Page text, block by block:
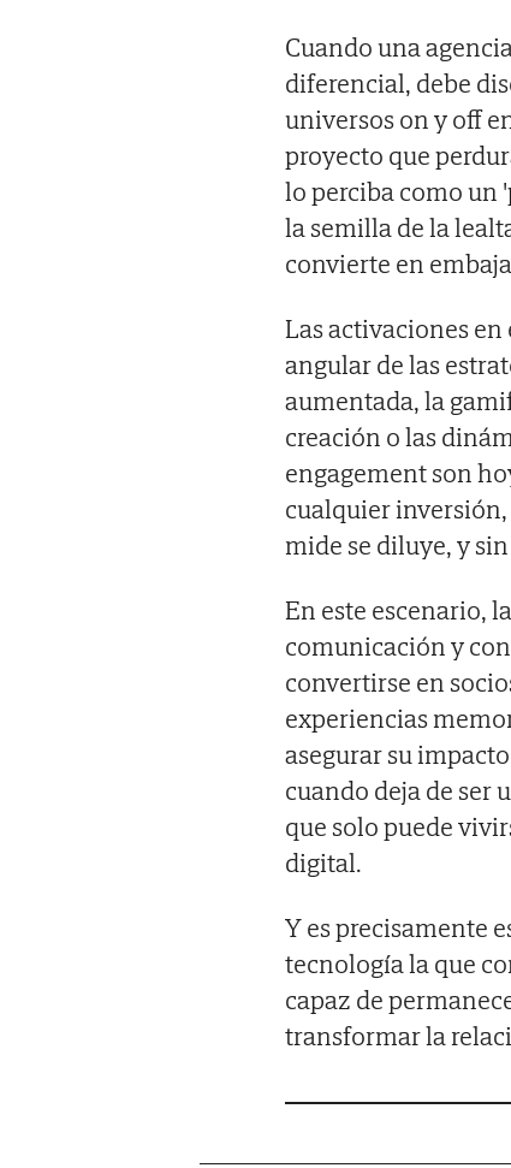
Cuando una
diferencial, debe
universos on y off
proyecto que
lo perciba como un
la semilla de la
convierte en
Las activaciones
angular de las
aumentada, la
creación o las
engagement son
cualquier
mide se diluye, y
En este escenario,
comunicación y
convertirse en
experiencias
asegurar su
cuando deja de ser
que solo puede
digital.
Y es precisamente
tecnología la que
capaz de
transformar la